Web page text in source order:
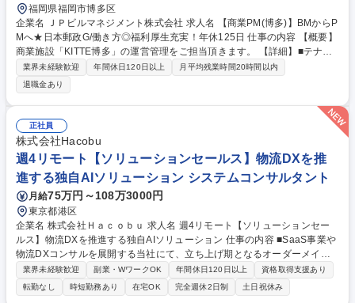
福岡県福岡市博多区
企業名 ＪＰビルマネジメント株式会社 求人名 【商業PM(博多)】BMからP
Mへ★日本郵政G/働き方◎福利厚生充実！年休125日 仕事の内容 【概要】
商業施設「KITTE博多」の運営管理をご担当頂きます。 【詳細】■テナン
ト営業管理業務（テナント管理、テナントリレーション、営業分析、契約
事務代行等）■販売促進・マーケティング業務 （販促、イベント、集客、
広報、マーケティング分析、顧客調査等） ■売上金管理業務（賃料・経費
の徴収及び預り金返還の遂行等） ■テナント会運営（テナント会の運営、
総務活動、店長会実施等） ■施設管理業務（防災・設備・清掃等ビル管理
とテナントとの調整等） ■工事管理業務（中長期修繕計画作成、工事発
注・管理、テナント工事管理等）■業務に関する各種手続き業務■その他上
記に付随関連する業務 募集職種 【商業PM(博多)】BMからPMへ★日本郵
政G/働き方◎福利厚生充実！年休125日
業界未経験歓迎 年間休日120日以上
月平均残業時間20時間以内
退職金あり
正社員
株式会社Hacobu
週4リモート【ソリューションセールス】物流DXを推
進する独自AIソリューション システムコンサルタント
月給75万円～108万3000円
東京都港区
企業名 株式会社Ｈａｃｏｂｕ 求人名 週4リモート【ソリューションセー
ルス】物流DXを推進する独自AIソリューション 仕事の内容 ■SaaS事業や
物流DXコンサルを展開する当社にて、立ち上げ期となるオーダーメイド
型ソリューション事業のセールスとして、顧客の物流課題発掘からAI等を
用いた提案・プロジェクト推進まで一気通貫でお任せ。 【詳細】■既存M
OVO顧客・新規顧客への訪問・課題発掘 ■経営課題を踏まえた提案ストー
業界未経験歓迎 副業・WワークOK 年間休日120日以上
資格取得支援あり
転勤なし
時短勤務あり 在宅OK 完全週休2日制 土日祝休み